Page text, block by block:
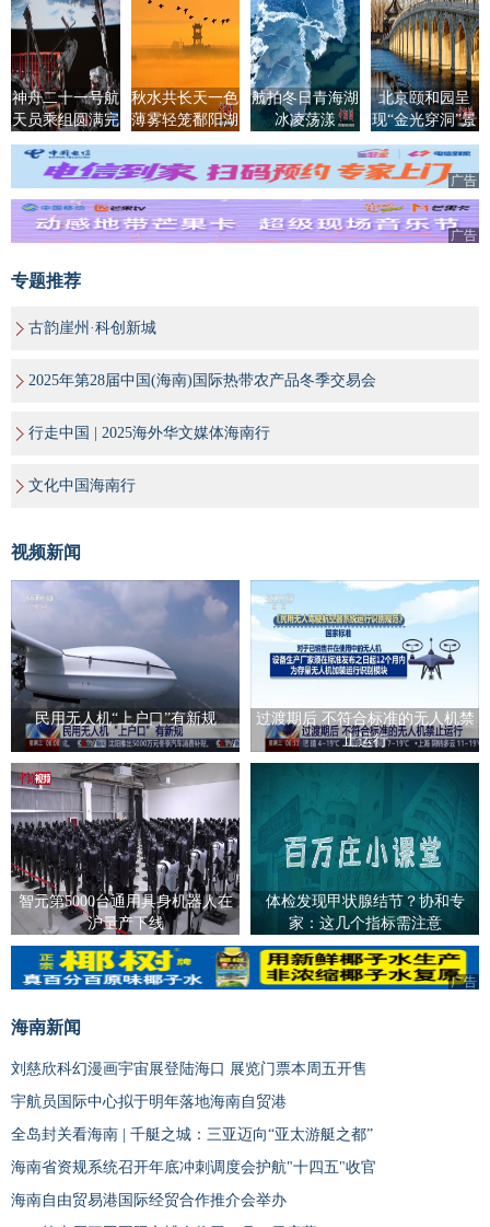
神舟二十一号航
天员乘组圆满完
成第一次出舱活
动
秋水共长天一色
薄雾轻笼鄱阳湖
航拍冬日青海湖
冰凌荡漾
北京颐和园呈
现“金光穿洞”景
观
广告
广告
专题推荐
古韵崖州·科创新城
2025年第28届中国(海南)国际热带农产品冬季交易会
行走中国 | 2025海外华文媒体海南行
文化中国海南行
视频新闻
民用无人机“上户口”有新规
过渡期后 不符合标准的无人机禁
止运行
智元第5000台通用具身机器人在
沪量产下线
体检发现甲状腺结节？协和专
家：这几个指标需注意
广告
海南新闻
刘慈欣科幻漫画宇宙展登陆海口 展览门票本周五开售
宇航员国际中心拟于明年落地海南自贸港
全岛封关看海南 | 千艇之城：三亚迈向“亚太游艇之都”
海南省资规系统召开年底冲刺调度会护航"十四五"收官
海南自由贸易港国际经贸合作推介会举办